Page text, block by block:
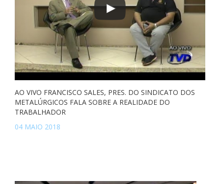
AO VIVO FRANCISCO SALES, PRES. DO SINDICATO DOS
METALÚRGICOS FALA SOBRE A REALIDADE DO
TRABALHADOR
04 MAIO 2018